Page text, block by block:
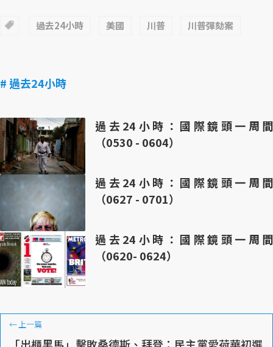
過去24小時 美國 川普 川普彈劾案
# 過去24小時
過去24小時：國際鏡頭一周間
（0530 - 0604）
過去24小時：國際鏡頭一周間
（0627 - 0701）
過去24小時：國際鏡頭一周間
（0620- 0624）
← 上一篇
「出櫃黑馬」擊敗桑德斯、拜登：民主黨愛荷華初選